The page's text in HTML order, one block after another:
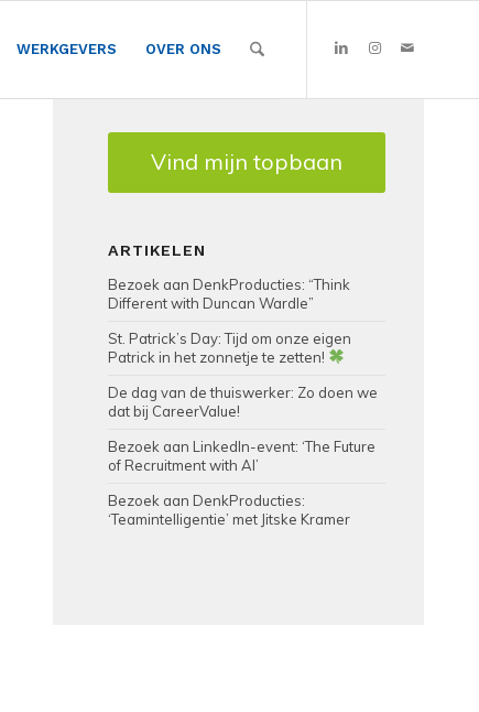
WERKGEVERS OVER ONS
Vind mijn topbaan
ARTIKELEN
Bezoek aan DenkProducties: “Think
Different with Duncan Wardle”
St. Patrick’s Day: Tijd om onze eigen
Patrick in het zonnetje te zetten!
De dag van de thuiswerker: Zo doen we
dat bij CareerValue!
Bezoek aan LinkedIn-event: ‘The Future
of Recruitment with AI’
Bezoek aan DenkProducties:
‘Teamintelligentie’ met Jitske Kramer